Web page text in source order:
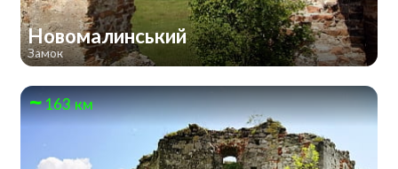
Новомалинський
Замок
163 км